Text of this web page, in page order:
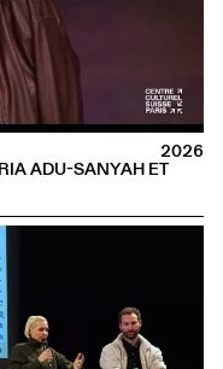
ADU-SANYAH ET
2026